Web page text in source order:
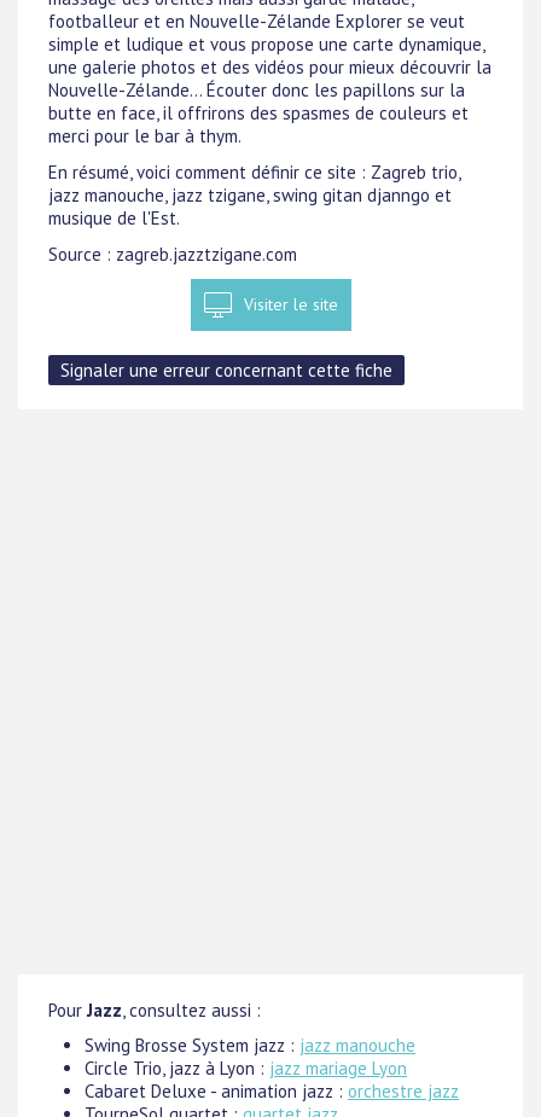
footballeur et en Nouvelle-Zélande Explorer se veut
simple et ludique et vous propose une carte dynamique,
une galerie photos et des vidéos pour mieux découvrir la
Nouvelle-Zélande... Écouter donc les papillons sur la
butte en face, il offrirons des spasmes de couleurs et
merci pour le bar à thym.
En résumé, voici comment définir ce site : Zagreb trio,
jazz manouche, jazz tzigane, swing gitan djanngo et
musique de l'Est.
Source : zagreb.jazztzigane.com
Visiter le site
PourJazz, consultez aussi :
Swing Brosse System jazz : jazz manouche
Circle Trio, jazz à Lyon : jazz mariage Lyon
Cabaret Deluxe - animation jazz : orchestre jazz